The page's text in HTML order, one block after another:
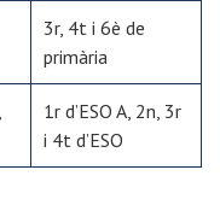
3r, 4t i 6è de
primària
1r d’ESO A, 2n, 3r
i 4t d’ESO